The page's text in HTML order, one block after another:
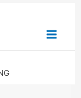
Menu